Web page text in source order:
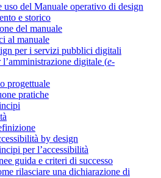
uso del Manuale operativo di design
e storico
del manuale
al manuale
per i servizi pubblici digitali
digitale (e-
progettuale
pratiche
by design
per l’accessibilità
guida e criteri di successo
rilasciare una dichiarazione di